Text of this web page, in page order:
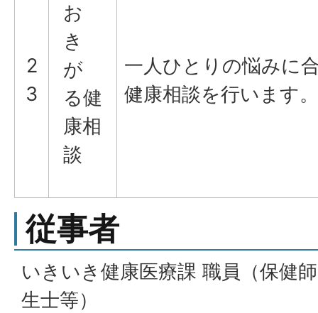
2
3
お
き
が
る健
康相
談
一人ひとりの悩みに
健康相談を行います。
従事者
いきいき健康医療課 職員（保健
生士等）